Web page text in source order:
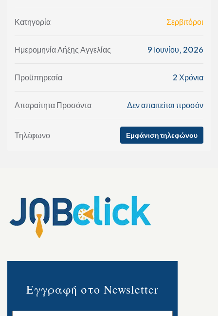
Κατηγορία Σερβιτόροι
Ημερομηνία Λήξης Αγγελίας 9 Ιουνίου, 2026
Προϋπηρεσία 2 Χρόνια
Απαραίτητα Προσόντα Δεν απαιτείται προσόν
Τηλέφωνο Εμφάνιση τηλεφώνου
Εγγραφή στο Newsletter